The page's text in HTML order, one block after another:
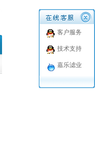
客户服务
技术支持
嘉乐滤业